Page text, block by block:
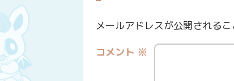
メールアドレスが公開されるこ
コメント ※